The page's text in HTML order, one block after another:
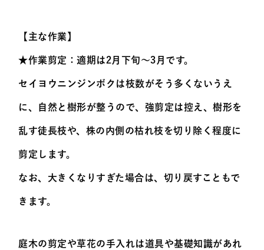
【主な作業】
★作業剪定：適期は2月下旬～3月です。
セイヨウニンジンボクは枝数がそう多くないうえ
に、自然と樹形が整うので、強剪定は控え、樹形を
乱す徒長枝や、株の内側の枯れ枝を切り除く程度に
剪定します。
なお、大きくなりすぎた場合は、切り戻すこともで
きます。
庭木の剪定や草花の手入れは道具や基礎知識があれ